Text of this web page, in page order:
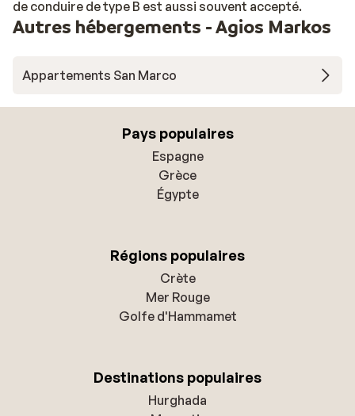
de conduire de type B est aussi souvent accepté.
Autres hébergements - Agios Markos
Appartements San Marco
Pays populaires
Espagne
Grèce
Égypte
Régions populaires
Crète
Mer Rouge
Golfe d'Hammamet
Destinations populaires
Hurghada